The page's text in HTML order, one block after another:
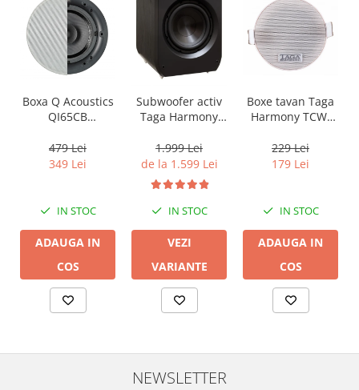
Boxa Q Acoustics
QI65CB
Ceiling (1 buc)
479 Lei
349 Lei
IN STOC
ADAUGA IN
COS
Subwoofer activ
Taga Harmony
v3
1.999 Lei
de la 1.599 Lei
IN STOC
VEZI
VARIANTE
Boxe tavan Taga
Harmony TCW-
229 Lei
179 Lei
IN STOC
ADAUGA IN
COS
NEWSLETTER